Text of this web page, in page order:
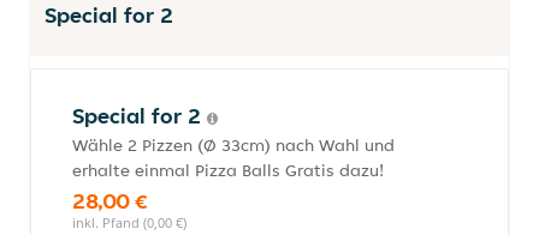
Special for 2
Special for 2
Wähle 2 Pizzen (Ø 33cm) nach Wahl und
erhalte einmal Pizza Balls Gratis dazu!
28,00 €
inkl. Pfand (0,00 €)